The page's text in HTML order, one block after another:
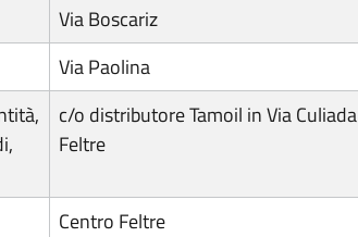
Via Boscariz
Via Paolina
c/o distributore Tamoil in Via Culiada
Feltre
Centro Feltre